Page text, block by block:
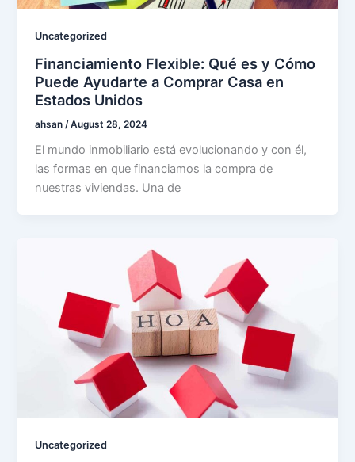
Uncategorized
Financiamiento Flexible: Qué es y Cómo
Puede Ayudarte a Comprar Casa en
Estados Unidos
ahsan /August 28, 2024
El mundo inmobiliario está evolucionando y con él,
las formas en que financiamos la compra de
nuestras viviendas. Una de
Uncategorized